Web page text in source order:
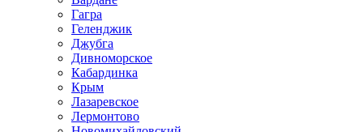
Гагра
Геленджик
Джубга
Дивноморское
Кабардинка
Крым
Лазаревское
Лермонтово